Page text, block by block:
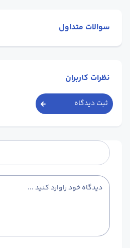
سوالات متداول
نظرات کاربران
ثبت دیدگاه